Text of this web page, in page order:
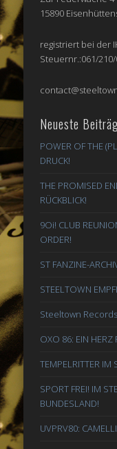
15890
registriert bei der
Steuernr.:061/
Neueste
POWER OF THE
DRUCK!
THE PROMISED
RÜCKBLICK!
9Oi! CLUB
ORDER!
ST FANZINE-
STEELTOWN
Steeltown
OXO 86: EIN HERZ
TEMPELRITTER IM
SPORT FREI! IM
BUNDESLAND!
UVPRV80: